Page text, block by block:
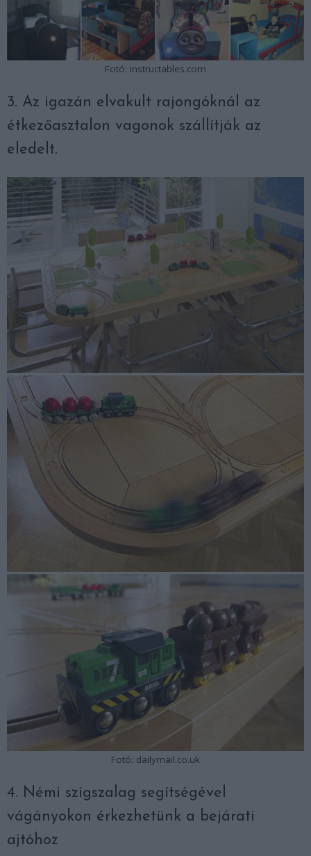
Fotó: instructables.com
3. Az igazán elvakult rajongóknál az
étkezőasztalon vagonok szállítják az
eledelt.
Fotó: dailymail.co.uk
4. Némi szigszalag segítségével
vágányokon érkezhetünk a bejárati
ajtóhoz